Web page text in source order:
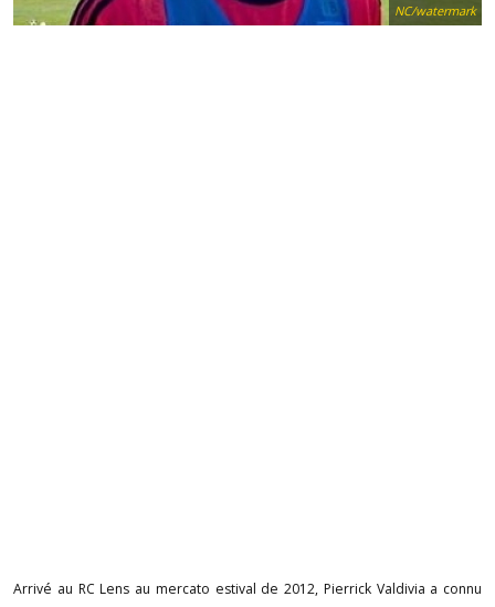
NC/watermark
Arrivé au RC Lens au mercato estival de 2012, Pierrick Valdivia a connu